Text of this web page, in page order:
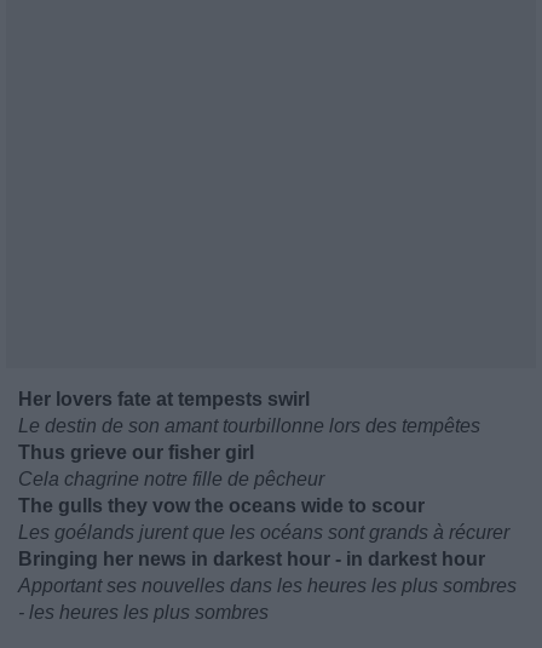
Her lovers fate at tempests swirl
Le destin de son amant tourbillonne lors des tempêtes
Thus grieve our fisher girl
Cela chagrine notre fille de pêcheur
The gulls they vow the oceans wide to scour
Les goélands jurent que les océans sont grands à récurer
Bringing her news in darkest hour - in darkest hour
Apportant ses nouvelles dans les heures les plus sombres
- les heures les plus sombres